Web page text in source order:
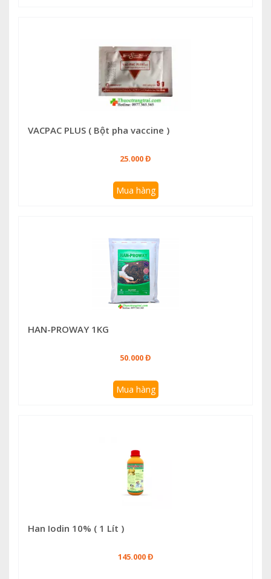
VACPAC PLUS ( Bột pha vaccine )
25.000 Đ
Mua hàng
HAN-PROWAY 1KG
50.000 Đ
Mua hàng
Han Iodin 10% ( 1 Lít )
145.000 Đ